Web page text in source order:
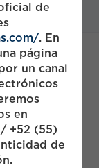
de
. En
página
un canal
en
+52 (55)
de
to drive